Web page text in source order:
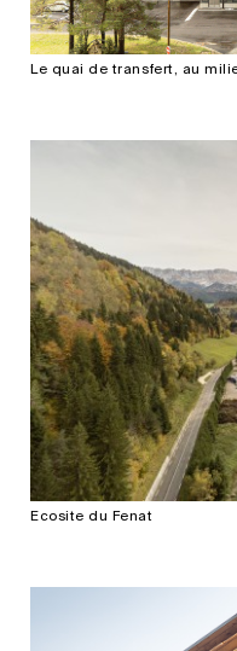
Le quai de transfert, au
Ecosite du Fenat